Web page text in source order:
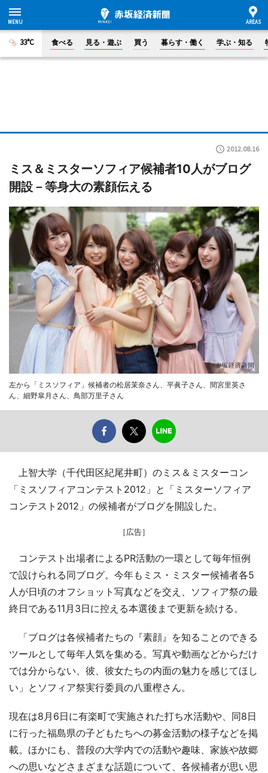
33°C 食べる 見る・遊ぶ 買う 暮らす・働く 学ぶ・知る
2012.08.16
ミス＆ミスターソフィア候補者10人がブログ
開設－等身大の素顔伝える
左から「ミスソフィア」候補者の松居茉奈さん、平眞子さん、間宮里英さ
ん、細野皐月さん、鳥部万里子さん
上智大学（千代田区紀尾井町）のミス＆ミスターコン
「ミスソフィアコンテスト2012」と「ミスターソフィア
コンテスト2012」の候補者がブログを開設した。
［広告］
コンテスト出場者によるPR活動の一環として毎年恒例
で設けられる同ブログ。今年もミス・ミスター候補者各5
人が日頃のオフショット写真などを交え、ソフィア祭の最
終日である11月3日に控える本選後まで更新を続ける。
「ブログは各候補者たちの『素顔』を知ることのできる
ツールとして毎年人気を集める。写真や動画などからだけ
では分からない、彼、彼女たちの内面の魅力を感じてほし
い」とソフィア祭実行委員の八重樫さん。
現在は8月6日に有楽町で実施された打ち水活動や、同8日
に行った福島県の子どもたちへの募金活動の様子などを掲
載。ほかにも、普段の大学内での活動や趣味、家族や故郷
への思いなどさまざまな話題について、各候補者が思い思